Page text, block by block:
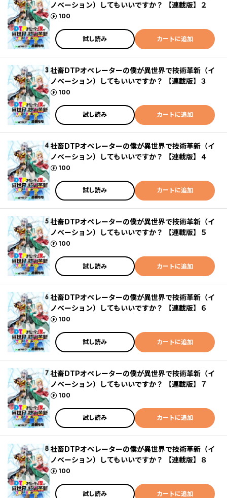
ノベーション）してもいいですか？ 【連載版】２
100
ポイント
試し読み カートに追加
社畜DTPオペレーターの僕が異世界で技術革新（イ
ノベーション）してもいいですか？ 【連載版】３
100
ポイント
試し読み カートに追加
社畜DTPオペレーターの僕が異世界で技術革新（イ
ノベーション）してもいいですか？ 【連載版】４
100
ポイント
試し読み カートに追加
社畜DTPオペレーターの僕が異世界で技術革新（イ
ノベーション）してもいいですか？ 【連載版】５
100
ポイント
試し読み カートに追加
社畜DTPオペレーターの僕が異世界で技術革新（イ
ノベーション）してもいいですか？ 【連載版】６
100
ポイント
試し読み カートに追加
社畜DTPオペレーターの僕が異世界で技術革新（イ
ノベーション）してもいいですか？ 【連載版】７
100
ポイント
試し読み カートに追加
社畜DTPオペレーターの僕が異世界で技術革新（イ
ノベーション）してもいいですか？ 【連載版】８
100
ポイント
試し読み カートに追加